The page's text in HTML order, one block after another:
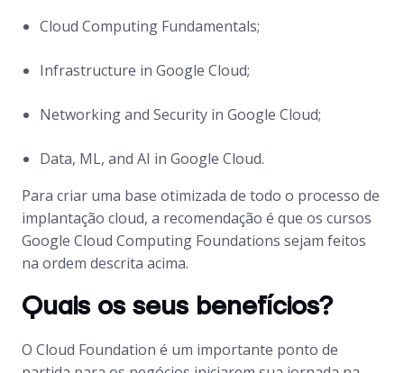
Cloud Computing Fundamentals;
Infrastructure in Google Cloud;
Networking and Security in Google Cloud;
Data, ML, and AI in Google Cloud.
Para criar uma base otimizada de todo o processo de
implantação cloud, a recomendação é que os cursos
Google Cloud Computing Foundations sejam feitos
na ordem descrita acima.
Quais os seus benefícios?
O Cloud Foundation é um importante ponto de